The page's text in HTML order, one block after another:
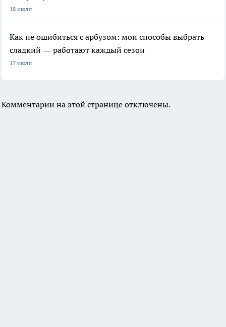
18 июля
Как не ошибиться с арбузом: мои способы выбрать
сладкий — работают каждый сезон
17 июля
Комментарии на этой странице отключены.